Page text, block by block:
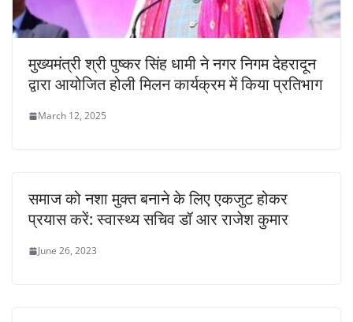
मुख्यमंत्री श्री पुष्कर सिंह धामी ने नगर निगम देहरादून
द्वारा आयोजित होली मिलन कार्यक्रम में किया प्रतिभाग
March 12, 2025
समाज को नशा मुक्त बनाने के लिए एकजुट होकर
प्रयास करें: स्वास्थ्य सचिव डॉ आर राजेश कुमार
June 26, 2023